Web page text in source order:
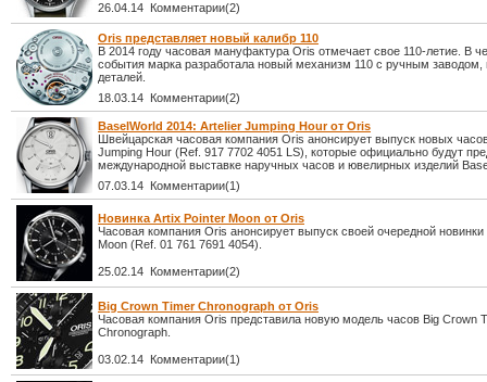
26.04.14 Комментарии(2)
Oris представляет новый калибр 110
В 2014 году часовая мануфактура Oris отмечает свое 110-летие. В
события марка разработала новый механизм 110 с ручным заводом,
деталей.
18.03.14 Комментарии(2)
BaselWorld 2014: Artelier Jumping Hour от Oris
Швейцарская часовая компания Oris анонсирует выпуск новых
Jumping Hour (Ref. 917 7702 4051 LS), которые официально будут
международной выставке наручных часов и ювелирных изделий
07.03.14 Комментарии(1)
Новинка Artix Pointer Moon от Oris
Часовая компания Oris анонсирует выпуск своей очередной новинки
Moon (Ref. 01 761 7691 4054).
25.02.14 Комментарии(2)
Big Crown Timer Chronograph от Oris
Часовая компания Oris представила новую модель часов Big Crown
Chronograph.
03.02.14 Комментарии(1)